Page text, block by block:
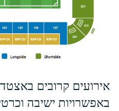
אירועים קרובים
באפשרויות ישיבה